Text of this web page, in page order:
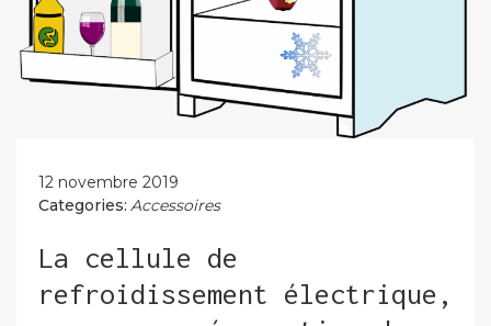
12 novembre 2019
Categories: Accessoires
La cellule de
refroidissement électrique,